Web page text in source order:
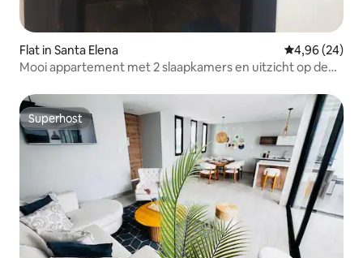
Flat in Santa Elena Gemiddelde
4,96 (24)
Mooi appartement met 2 slaapkamers en uitzicht op de
Superhost
Superhost